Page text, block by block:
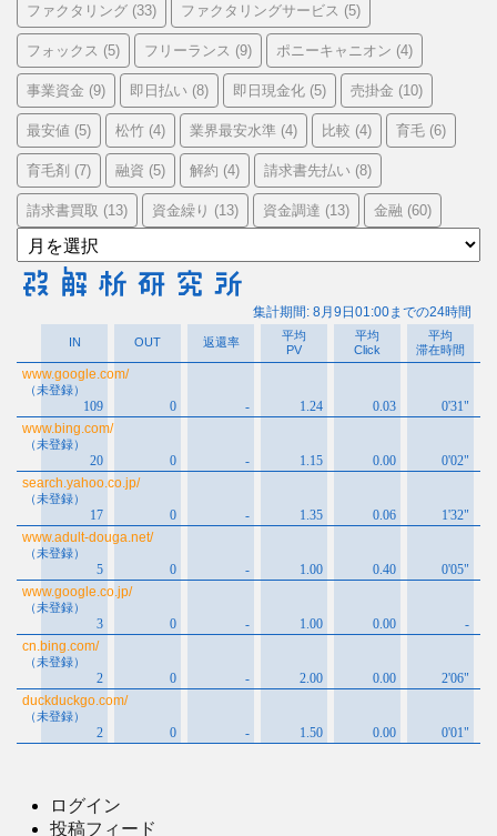
ファクタリング (33) ファクタリングサービス (5)
フォックス (5) フリーランス (9) ポニーキャニオン (4)
事業資金 (9) 即日払い (8) 即日現金化 (5) 売掛金 (10)
最安値 (5) 松竹 (4) 業界最安水準 (4) 比較 (4) 育毛 (6)
育毛剤 (7) 融資 (5) 解約 (4) 請求書先払い (8)
請求書買取 (13) 資金繰り (13) 資金調達 (13) 金融 (60)
ア
ー
カ
ログイン
投稿フィード